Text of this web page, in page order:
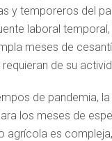
y temporeros del
laboral
meses de
de su
de pandemia,
los meses de
agrícola es